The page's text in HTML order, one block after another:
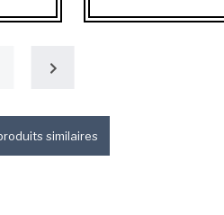
similaires